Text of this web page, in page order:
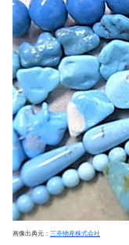
画像出典元： 三幸物産株式会社